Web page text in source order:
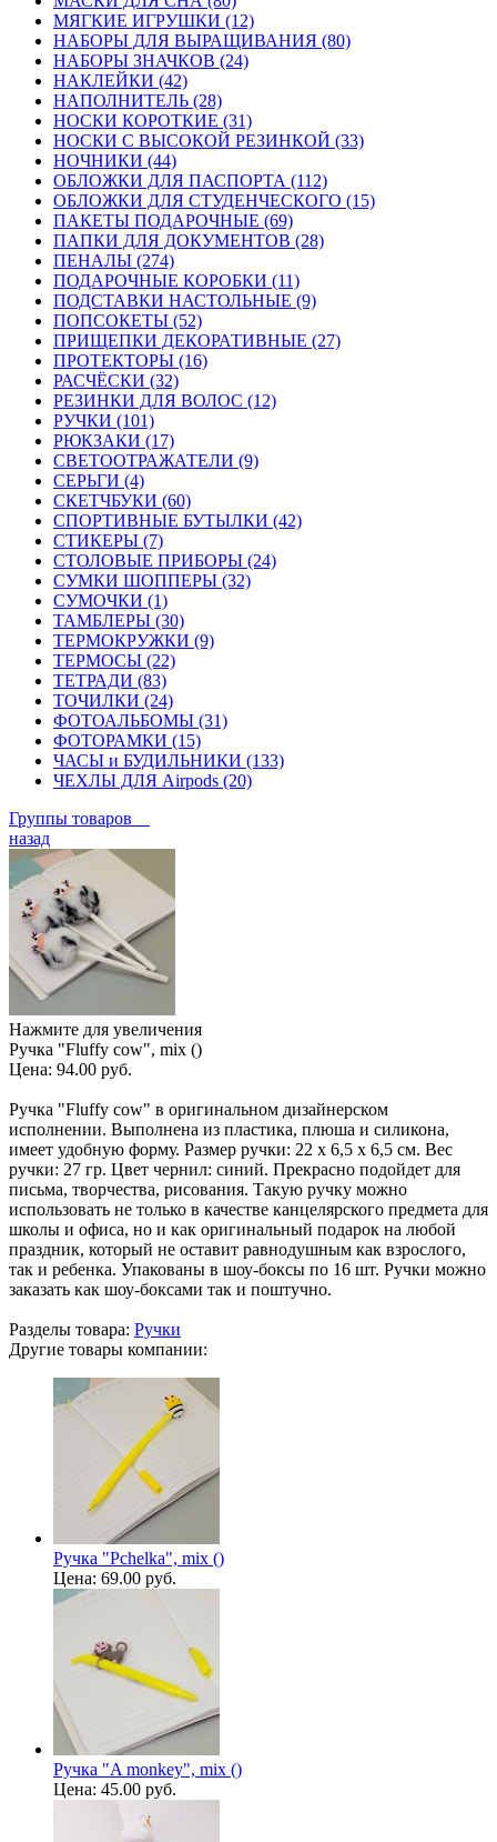
МЯГКИЕ ИГРУШКИ (12)
НАБОРЫ ДЛЯ ВЫРАЩИВАНИЯ (80)
НАБОРЫ ЗНАЧКОВ (24)
НАКЛЕЙКИ (42)
НАПОЛНИТЕЛЬ (28)
НОСКИ КОРОТКИЕ (31)
НОСКИ С ВЫСОКОЙ РЕЗИНКОЙ (33)
НОЧНИКИ (44)
ОБЛОЖКИ ДЛЯ ПАСПОРТА (112)
ОБЛОЖКИ ДЛЯ СТУДЕНЧЕСКОГО (15)
ПАКЕТЫ ПОДАРОЧНЫЕ (69)
ПАПКИ ДЛЯ ДОКУМЕНТОВ (28)
ПЕНАЛЫ (274)
ПОДАРОЧНЫЕ КОРОБКИ (11)
ПОДСТАВКИ НАСТОЛЬНЫЕ (9)
ПОПСОКЕТЫ (52)
ПРИЩЕПКИ ДЕКОРАТИВНЫЕ (27)
ПРОТЕКТОРЫ (16)
РАСЧЁСКИ (32)
РЕЗИНКИ ДЛЯ ВОЛОС (12)
РУЧКИ (101)
РЮКЗАКИ (17)
СВЕТООТРАЖАТЕЛИ (9)
СЕРЬГИ (4)
СКЕТЧБУКИ (60)
СПОРТИВНЫЕ БУТЫЛКИ (42)
СТИКЕРЫ (7)
СТОЛОВЫЕ ПРИБОРЫ (24)
СУМКИ ШОППЕРЫ (32)
СУМОЧКИ (1)
ТАМБЛЕРЫ (30)
ТЕРМОКРУЖКИ (9)
ТЕРМОСЫ (22)
ТЕТРАДИ (83)
ТОЧИЛКИ (24)
ФОТОАЛЬБОМЫ (31)
ФОТОРАМКИ (15)
ЧАСЫ и БУДИЛЬНИКИ (133)
ЧЕХЛЫ ДЛЯ Airpods (20)
Группы товаров
назад
Нажмите для увеличения
Ручка "Fluffy cow", mix ()
Цена: 94.00 руб.
Ручка "Fluffy cow" в оригинальном дизайнерском
исполнении. Выполнена из пластика, плюша и силикона,
имеет удобную форму. Размер ручки: 22 х 6,5 х 6,5 см. Вес
ручки: 27 гр. Цвет чернил: синий. Прекрасно подойдет для
письма, творчества, рисования. Такую ручку можно
использовать не только в качестве канцелярского предмета для
школы и офиса, но и как оригинальный подарок на любой
праздник, который не оставит равнодушным как взрослого,
так и ребенка. Упакованы в шоу-боксы по 16 шт. Ручки можно
заказать как шоу-боксами так и поштучно.
Разделы товара: Ручки
Другие товары компании:
Ручка "Pchelka", mix ()
Цена: 69.00 руб.
Ручка "A monkey", mix ()
Цена: 45.00 руб.